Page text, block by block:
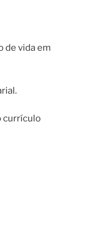
de vida em
currículo